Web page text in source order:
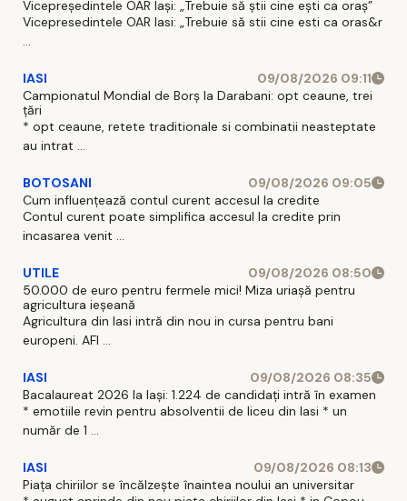
Vicepreședintele OAR Iași: „Trebuie să știi cine ești ca oraș”
Vicepresedintele OAR Iasi: „Trebuie să stii cine esti ca oras&r
...
IASI
09/08/2026 09:11
Campionatul Mondial de Borș la Darabani: opt ceaune, trei
țări
* opt ceaune, retete traditionale si combinatii neasteptate
au intrat ...
BOTOSANI
09/08/2026 09:05
Cum influențează contul curent accesul la credite
Contul curent poate simplifica accesul la credite prin
incasarea venit ...
UTILE
09/08/2026 08:50
50.000 de euro pentru fermele mici! Miza uriașă pentru
agricultura ieșeană
Agricultura din Iasi intră din nou in cursa pentru bani
europeni. AFI ...
IASI
09/08/2026 08:35
Bacalaureat 2026 la Iași: 1.224 de candidați intră în examen
* emotiile revin pentru absolventii de liceu din Iasi * un
număr de 1 ...
IASI
09/08/2026 08:13
Piața chiriilor se încălzește înaintea noului an universitar